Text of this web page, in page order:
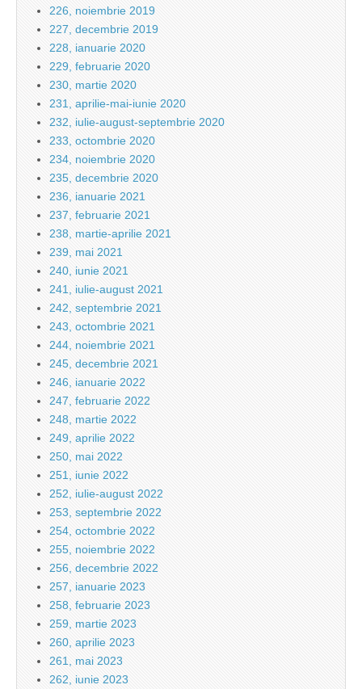
226, noiembrie 2019
227, decembrie 2019
228, ianuarie 2020
229, februarie 2020
230, martie 2020
231, aprilie-mai-iunie 2020
232, iulie-august-septembrie 2020
233, octombrie 2020
234, noiembrie 2020
235, decembrie 2020
236, ianuarie 2021
237, februarie 2021
238, martie-aprilie 2021
239, mai 2021
240, iunie 2021
241, iulie-august 2021
242, septembrie 2021
243, octombrie 2021
244, noiembrie 2021
245, decembrie 2021
246, ianuarie 2022
247, februarie 2022
248, martie 2022
249, aprilie 2022
250, mai 2022
251, iunie 2022
252, iulie-august 2022
253, septembrie 2022
254, octombrie 2022
255, noiembrie 2022
256, decembrie 2022
257, ianuarie 2023
258, februarie 2023
259, martie 2023
260, aprilie 2023
261, mai 2023
262, iunie 2023